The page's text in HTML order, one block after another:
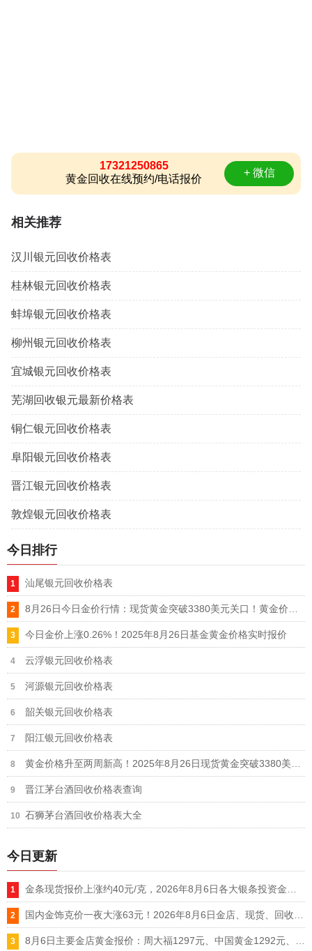
17321250865
黄金回收在线预约/电话报价
+ 微信
相关推荐
汉川银元回收价格表
桂林银元回收价格表
蚌埠银元回收价格表
柳州银元回收价格表
宜城银元回收价格表
芜湖回收银元最新价格表
铜仁银元回收价格表
阜阳银元回收价格表
晋江银元回收价格表
敦煌银元回收价格表
今日排行
汕尾银元回收价格表
今日金价上涨0.26%！2025年8月26日基金黄金价格实时报价
云浮银元回收价格表
河源银元回收价格表
韶关银元回收价格表
阳江银元回收价格表
晋江茅台酒回收价格表查询
石狮茅台酒回收价格表大全
今日更新